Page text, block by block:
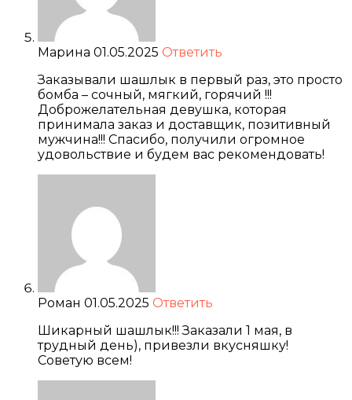
Марина 01.05.2025 Ответить
Заказывали шашлык в первый раз, это просто
бомба – сочный, мягкий, горячий !!!
Доброжелательная девушка, которая
принимала заказ и доставщик, позитивный
мужчина!!! Спасибо, получили огромное
удовольствие и будем вас рекомендовать!
Роман 01.05.2025 Ответить
Шикарный шашлык!!! Заказали 1 мая, в
трудный день), привезли вкусняшку!
Советую всем!